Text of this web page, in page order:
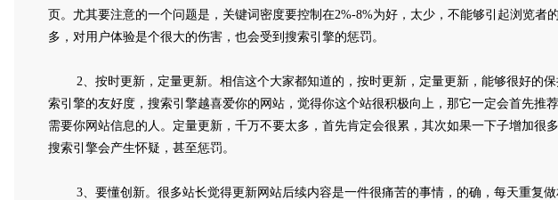
页。尤其要注意的一个问题是，关键词密度要控制在2%-8%为好，太少，不能够引起浏览者
多，对用户体验是个很大的伤害，也会受到搜索引擎的惩罚。
2、按时更新，定量更新。相信这个大家都知道的，按时更新，定量更新，能够很好的保
索引擎的友好度，搜索引擎越喜爱你的网站，觉得你这个站很积极向上，那它一定会首先推
需要你网站信息的人。定量更新，千万不要太多，首先肯定会很累，其次如果一下子增加很多
搜索引擎会产生怀疑，甚至惩罚。
3、要懂创新。很多站长觉得更新网站后续内容是一件很痛苦的事情，的确，每天重复做